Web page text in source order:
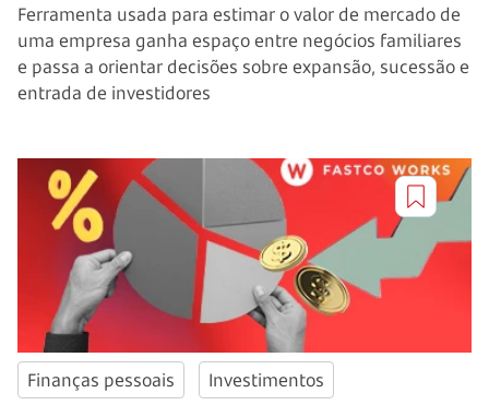
Ferramenta usada para estimar o valor de mercado de
uma empresa ganha espaço entre negócios familiares
e passa a orientar decisões sobre expansão, sucessão e
entrada de investidores
Finanças pessoais Investimentos